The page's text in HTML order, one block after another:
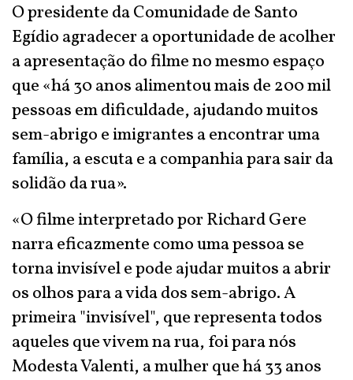
O presidente da Comunidade de Santo
Egídio agradecer a oportunidade de acolher
a apresentação do filme no mesmo espaço
que «há 30 anos alimentou mais de 200 mil
pessoas em dificuldade, ajudando muitos
sem-abrigo e imigrantes a encontrar uma
família, a escuta e a companhia para sair da
solidão da rua».
«O filme interpretado por Richard Gere
narra eficazmente como uma pessoa se
torna invisível e pode ajudar muitos a abrir
os olhos para a vida dos sem-abrigo. A
primeira "invisível", que representa todos
aqueles que vivem na rua, foi para nós
Modesta Valenti, a mulher que há 33 anos